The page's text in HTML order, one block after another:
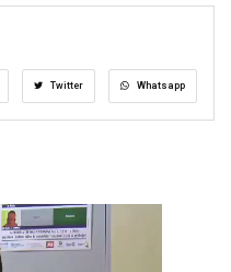
Twitter Whatsapp